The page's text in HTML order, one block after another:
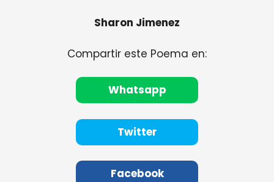
Sharon Jimenez
Compartir este Poema en:
Whatsapp
Twitter
Facebook